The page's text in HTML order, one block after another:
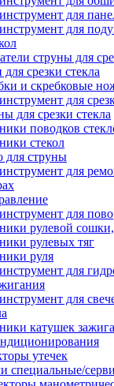
для
для
струны для
срезки стекла
и скребковые
для
для срезки стекла
поводков
стекол
струны
для
для
рулевой
рулевых тяг
руля
для
для
катушек
утечек
специальные/